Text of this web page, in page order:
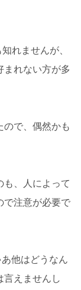
れませんが、
まれない方が多
ので、偶然かも
、人によって
で注意が必要で
他はどうなん
言えませんし